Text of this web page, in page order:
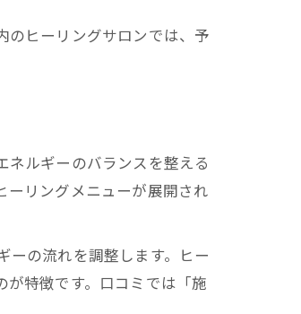
のヒーリングサロンでは、予
ルギーのバランスを整える
リングメニューが展開され
の流れを調整します。ヒー
特徴です。口コミでは「施